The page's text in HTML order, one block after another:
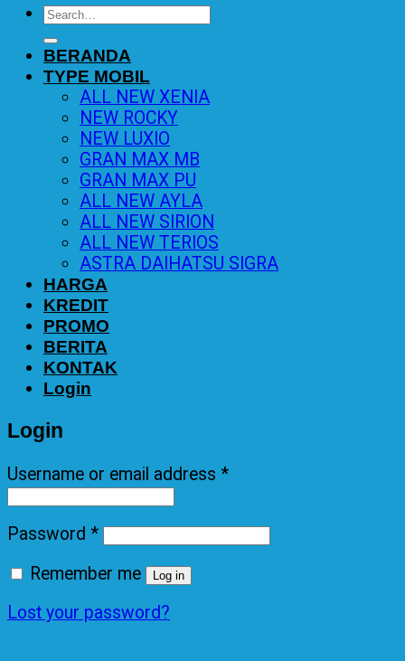
Search
for:
BERANDA
TYPE MOBIL
ALL NEW XENIA
NEW ROCKY
NEW LUXIO
GRAN MAX MB
GRAN MAX PU
ALL NEW AYLA
ALL NEW SIRION
ALL NEW TERIOS
ASTRA DAIHATSU SIGRA
HARGA
KREDIT
PROMO
BERITA
KONTAK
Login
Login
Username or email address *
Password *
Remember me
Log in
Lost your password?